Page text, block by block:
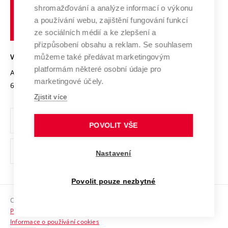
Transfer znalostí
Open Science
Projekty
Projekty ze strukturálních fondů
Specifický výzkum
Služby univerzity
Mezinárodní dohody
Univerzitní sítě
Udržitelná univerzita
Podnikavá univerzita / ContriBUTe
Bezpečná univerzita
Vyznamenání
Organizační struktura
Ochrana osobních údajů
odkaz)
Sociální bezpečí
HR Award
učení
technické
VYSOKÉ UČENÍ TECHNICKÉ V BRNĚ
Antonínská 548/1
602 00 Brno
www.vut.cz
vut@vutbr.cz
Copyright © 2026 VUT
Prohlášení o přístupnosti
Informace o používání cookies
shromažďování a analýze informací o výkonu
a používání webu, zajištění fungování funkcí
ze sociálních médií a ke zlepšení a
přizpůsobení obsahu a reklam. Se souhlasem
můžeme také předávat marketingovým
platformám některé osobní údaje pro
marketingové účely.
Zjistit více
POVOLIT VŠE
Nastavení
Povolit pouze nezbytné